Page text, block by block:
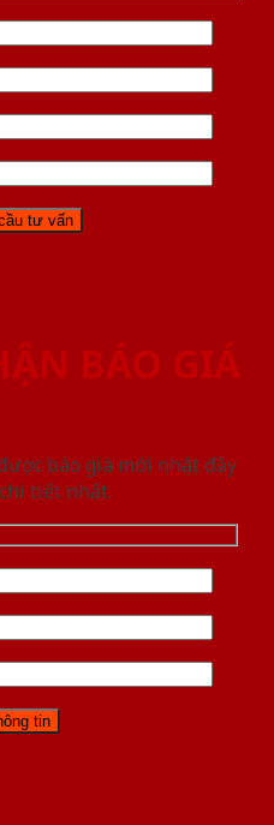
BÁO GIÁ
báo giá mới nhât đầy
tiết nhất.